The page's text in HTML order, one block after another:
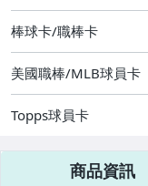
棒球卡/職棒卡
美國職棒/MLB球員卡
Topps球員卡
商品資訊